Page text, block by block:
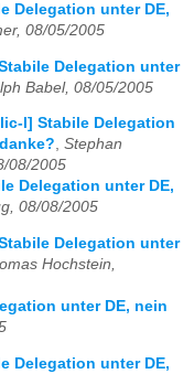
Delegation unter DE,
08/05/2005
Delegation unter
Babel, 08/05/2005
l] Stabile Delegation
, Stephan
08/2005
Delegation unter DE,
08/08/2005
Delegation unter
Hochstein,
unter DE, nein
Delegation unter DE,